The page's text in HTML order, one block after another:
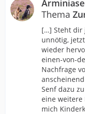
Thema
[…] Steht dir
unnötig,
wieder
einen-von-
Nachfrage
Senf dazu
eine weitere
mich